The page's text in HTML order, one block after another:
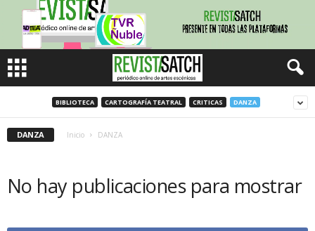
BIBLIOTECA CARTOGRAFÍA TEATRAL CRITICAS DANZA
DANZA Inicio DANZA
No hay publicaciones para mostrar